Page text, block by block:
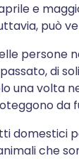
e
può
persone
di
una volta
da
domestici
che